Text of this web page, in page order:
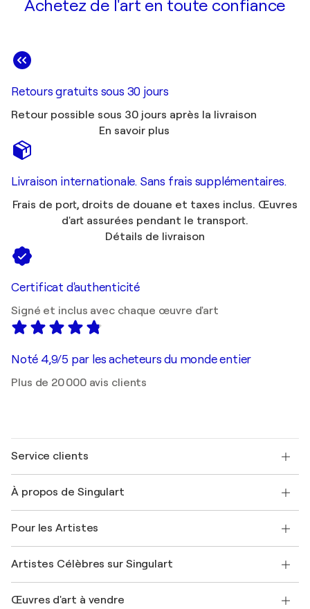
Achetez de l'art en toute confiance
Retours gratuits sous 30 jours
Retour possible sous 30 jours après la livraison
En savoir plus
Livraison internationale. Sans frais supplémentaires.
Frais de port, droits de douane et taxes inclus. Œuvres
d'art assurées pendant le transport.
Détails de livraison
Certificat d'authenticité
Signé et inclus avec chaque œuvre d'art
Noté 4,9/5 par les acheteurs du monde entier
Plus de 20 000 avis clients
Service clients
Expédition
Offrir une carte cadeau
Rejoignez notre programme commercial
Mon compte
+33 1 76 44 06 42
À propos de Singulart
FAQ
Magazine Singulart
Emplois
Découvrez une sélection d'art original
Pour les Artistes
Se connecter en tant qu'Artiste
Artistes Célèbres sur Singulart
Marc Chagall
Œuvres d'art à vendre